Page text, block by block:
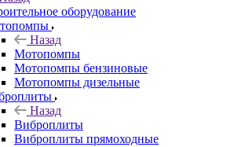
оборудование
Назад
Мотопомпы
Мотопомпы бензиновые
Мотопомпы дизельные
Назад
Виброплиты
Виброплиты прямоходные